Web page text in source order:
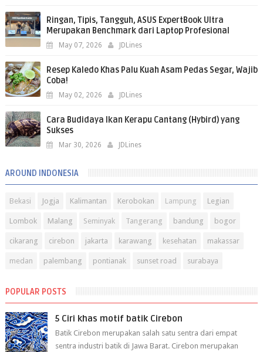
Ringan, Tipis, Tangguh, ASUS ExpertBook Ultra
Merupakan Benchmark dari Laptop Profesional
May 07, 2026 JDLines
Resep Kaledo Khas Palu Kuah Asam Pedas Segar, Wajib
Coba!
May 02, 2026 JDLines
Cara Budidaya Ikan Kerapu Cantang (Hybird) yang
Sukses
Mar 30, 2026 JDLines
AROUND INDONESIA
Bekasi Jogja Kalimantan Kerobokan Lampung Legian
Lombok Malang Seminyak Tangerang bandung bogor
cikarang cirebon jakarta karawang kesehatan makassar
medan palembang pontianak sunset road surabaya
POPULAR POSTS
5 Ciri khas motif batik Cirebon
Batik Cirebon merupakan salah satu sentra dari empat
sentra industri batik di Jawa Barat. Cirebon merupakan